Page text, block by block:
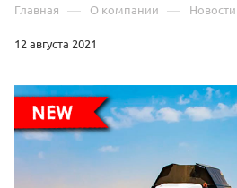
Главная — О компании — Новости
12 августа 2021